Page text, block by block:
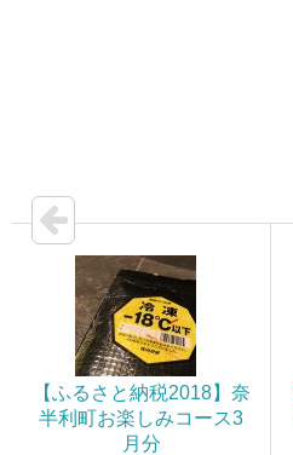
【ふるさと納税2018】奈
半利町お楽しみコース3
月分